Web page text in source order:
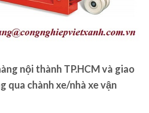
nội thành TP.HCM và giao
qua chành xe/nhà xe vận